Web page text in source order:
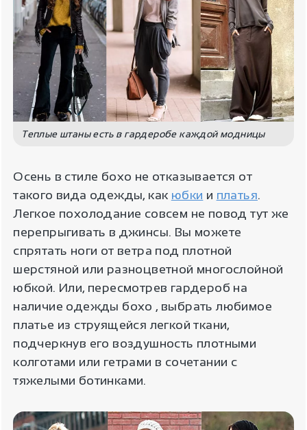
Теплые штаны есть в гардеробе каждой модницы
Осень в стиле бохо не отказывается от
такого вида одежды, как юбки и платья.
Легкое похолодание совсем не повод тут же
перепрыгивать в джинсы. Вы можете
спрятать ноги от ветра под плотной
шерстяной или разноцветной многослойной
юбкой. Или, пересмотрев гардероб на
наличие одежды бохо , выбрать любимое
платье из струящейся легкой ткани,
подчеркнув его воздушность плотными
колготами или гетрами в сочетании с
тяжелыми ботинками.